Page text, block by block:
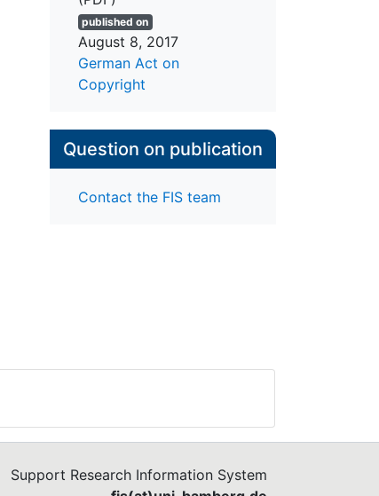
published on
August 8, 2017
German Act on
Copyright
Question on publication
Contact the FIS team
Support Research Information System